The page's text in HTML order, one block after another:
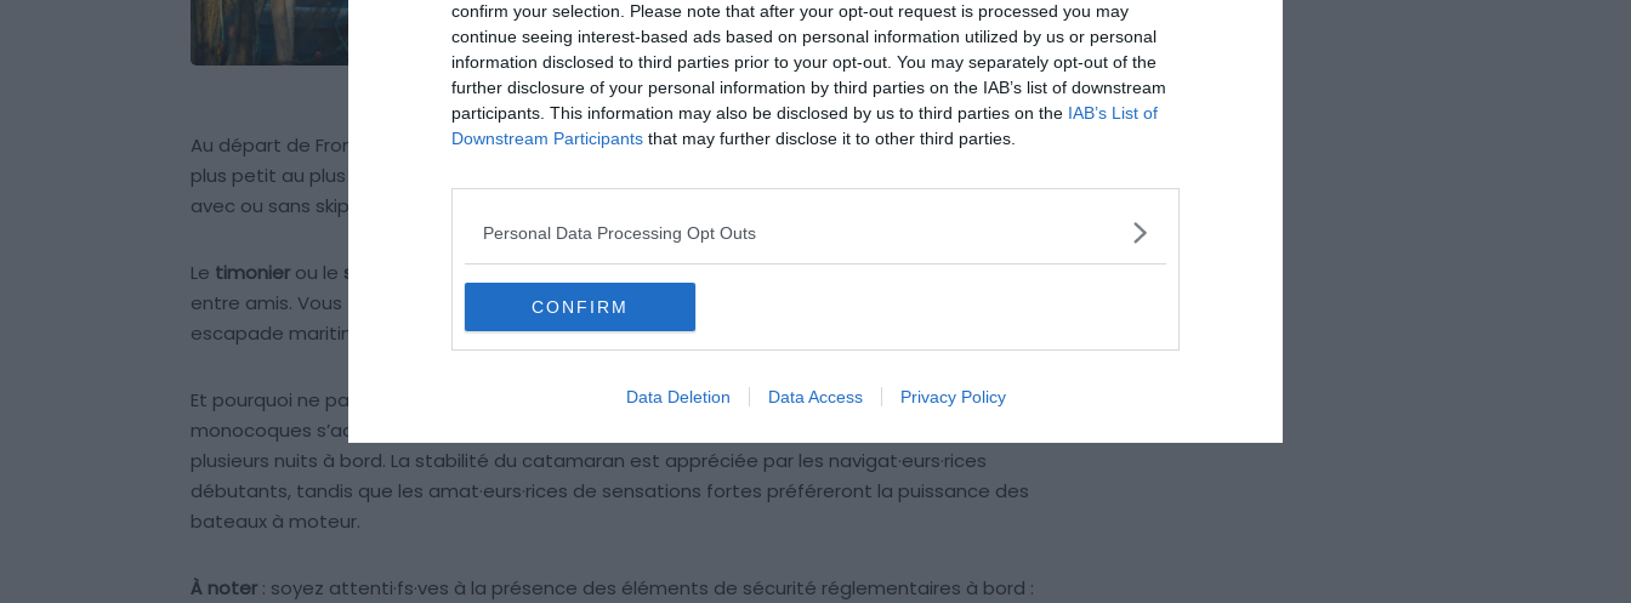
confirm your selection. Please note that after your opt-out request is processed you may
continue seeing interest-based ads based on personal information utilized by us or personal
information disclosed to third parties prior to your opt-out. You may separately opt-out of the
further disclosure of your personal information by third parties on the IAB’s list of downstream
participants. This information may also be disclosed by us to third parties on the IAB’s List of
Downstream Participants that may further disclose it to other third parties.
Personal Data Processing Opt Outs
CONFIRM
Data Deletion Data Access Privacy Policy
Crédit photo : Shutterstock – FredP
Au départ de Frontignan plage, vous trouverez différents modèles de bateaux à louer, du
plus petit au plus gros. Pour la navigation de plaisance sans permis, les
avec ou sans skipper, vous permettront de découvrir le littoral méditerranéen.
Le timonier ou le semi-rigide
vous accompagneront lors de vos sorties en mer en famille ou
entre amis. Vous trouverez à bord une cabine et un bain de soleil, parfaits pour profiter d’une
escapade maritime de quelques heures à quelques jours.
Et pourquoi ne pas opter pour le charme d’un voilierou la sérénité d’uncatamaran? Ces
monocoques s’adaptent à tout type de navigation et permettent de passer une ou
plusieurs nuits à bord. La stabilité du catamaran est appréciée par les navigat·eurs·rices
débutants, tandis que les amat·eurs·rices de sensations fortes préféreront la puissance des
bateaux à moteur.
À noter : soyez attenti·fs·ves à la présence des éléments de sécurité réglementaires à bord :